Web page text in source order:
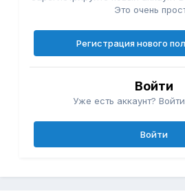
Это очень
Регистрация нового
Войти
Уже есть аккаунт?
Войти